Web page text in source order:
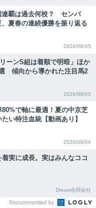
連覇は過去何校？ センバ
夏春の連続優勝を振り返る
2024/08/05
ーンS組は着順で明暗」ほか
傾向から導かれた注目馬2
2026/08/05
80%で軸に最適！夏の中京芝
い特注血統【動画あり】
2026/08/04
実に成長。実はみんなココ
Dreaw合同会社
Recommended by